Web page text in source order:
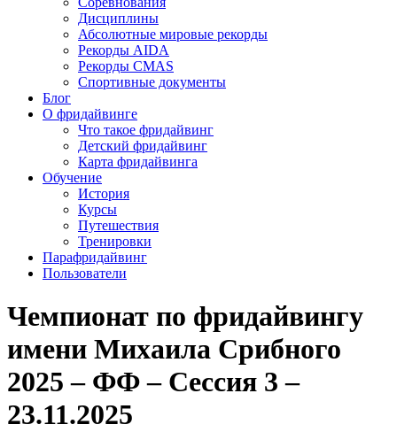
Дисциплины
Абсолютные мировые рекорды
Рекорды AIDA
Рекорды CMAS
Спортивные документы
Блог
О фридайвинге
Что такое фридайвинг
Детский фридайвинг
Карта фридайвинга
Обучение
История
Курсы
Путешествия
Тренировки
Парафридайвинг
Пользователи
Чемпионат по фридайвингу
имени Михаила Срибного
2025 – ФФ – Сессия 3 –
23.11.2025